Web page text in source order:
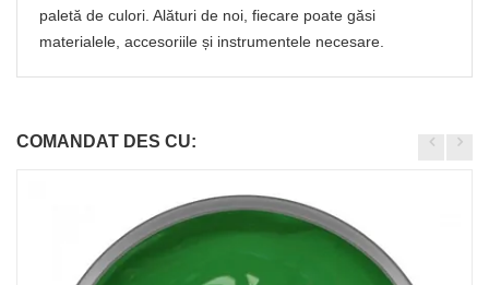
paletă de culori. Alături de noi, fiecare poate găsi
materialele, accesoriile și instrumentele necesare.
COMANDAT DES CU: